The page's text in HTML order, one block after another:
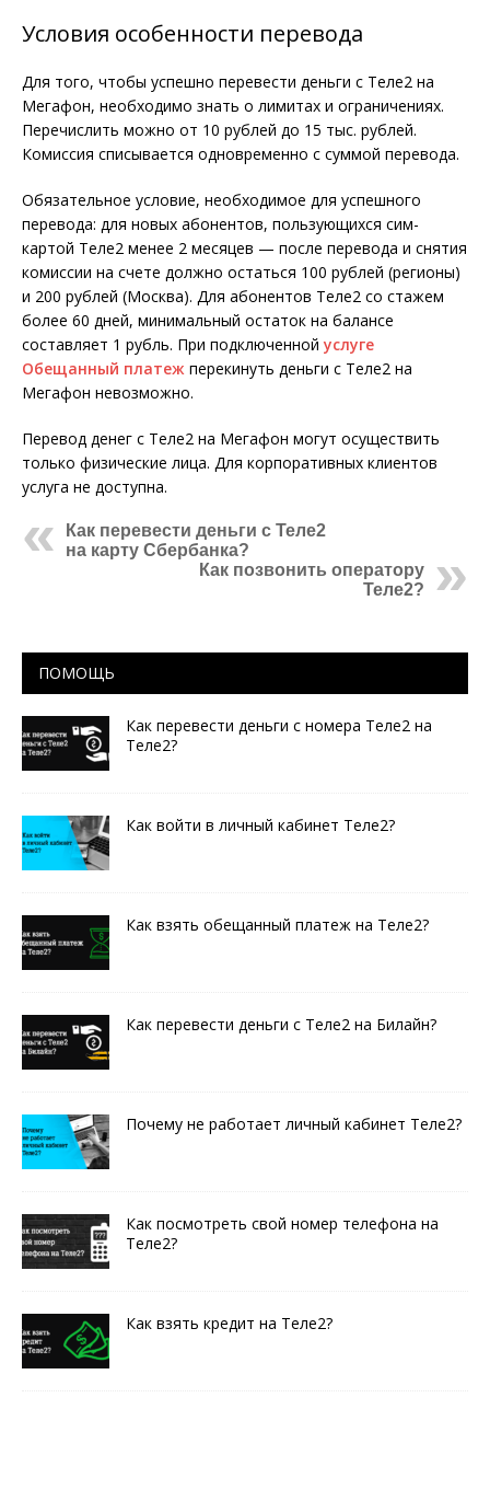
Условия особенности перевода
Для того, чтобы успешно перевести деньги с Теле2 на
Мегафон, необходимо знать о лимитах и ограничениях.
Перечислить можно от 10 рублей до 15 тыс. рублей.
Комиссия списывается одновременно с суммой перевода.
Обязательное условие, необходимое для успешного
перевода: для новых абонентов, пользующихся сим-
картой Теле2 менее 2 месяцев — после перевода и снятия
комиссии на счете должно остаться 100 рублей (регионы)
и 200 рублей (Москва). Для абонентов Теле2 со стажем
более 60 дней, минимальный остаток на балансе
составляет 1 рубль. При подключенной услуге
Обещанный платеж перекинуть деньги с Теле2 на
Мегафон невозможно.
Перевод денег с Теле2 на Мегафон могут осуществить
только физические лица. Для корпоративных клиентов
услуга не доступна.
Как перевести деньги с Теле2
на карту Сбербанка?
Как позвонить оператору
Теле2?
ПОМОЩЬ
Как перевести деньги с номера Теле2 на
Теле2?
Как войти в личный кабинет Теле2?
Как взять обещанный платеж на Теле2?
Как перевести деньги с Теле2 на Билайн?
Почему не работает личный кабинет Теле2?
Как посмотреть свой номер телефона на
Теле2?
Как взять кредит на Теле2?